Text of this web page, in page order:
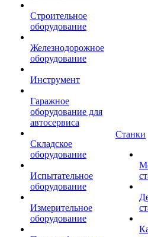
Строительное
оборудование
Железнодорожное
оборудование
Инструмент
Гаражное
оборудование для
автосервиса
Складское
оборудование
Испытательное
оборудование
Измерительное
оборудование
Станки